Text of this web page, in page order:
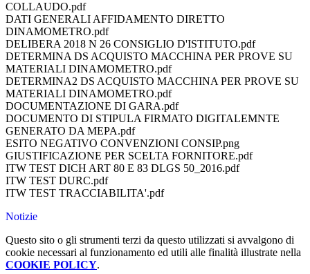
COLLAUDO.pdf
DATI GENERALI AFFIDAMENTO DIRETTO
DINAMOMETRO.pdf
DELIBERA 2018 N 26 CONSIGLIO D'ISTITUTO.pdf
DETERMINA DS ACQUISTO MACCHINA PER PROVE SU
MATERIALI DINAMOMETRO.pdf
DETERMINA2 DS ACQUISTO MACCHINA PER PROVE SU
MATERIALI DINAMOMETRO.pdf
DOCUMENTAZIONE DI GARA.pdf
DOCUMENTO DI STIPULA FIRMATO DIGITALEMNTE
GENERATO DA MEPA.pdf
ESITO NEGATIVO CONVENZIONI CONSIP.png
GIUSTIFICAZIONE PER SCELTA FORNITORE.pdf
ITW TEST DICH ART 80 E 83 DLGS 50_2016.pdf
ITW TEST DURC.pdf
ITW TEST TRACCIABILITA'.pdf
Notizie
Questo sito o gli strumenti terzi da questo utilizzati si avvalgono di
cookie necessari al funzionamento ed utili alle finalità illustrate nella
COOKIE POLICY.